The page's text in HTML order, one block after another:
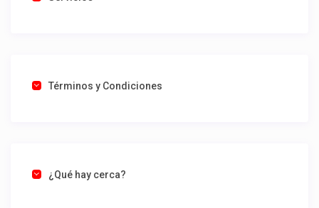
Términos y Condiciones
¿Qué hay cerca?